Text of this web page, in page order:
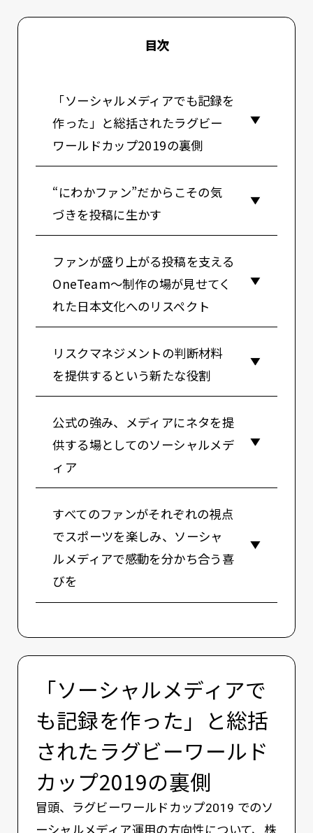
目次
「ソーシャルメディアでも記録を
作った」と総括されたラグビー
ワールドカップ2019の裏側
“にわかファン”だからこその気
づきを投稿に生かす
ファンが盛り上がる投稿を支える
OneTeam〜制作の場が見せてく
れた日本文化へのリスペクト
リスクマネジメントの判断材料
を提供するという新たな役割
公式の強み、メディアにネタを提
供する場としてのソーシャルメデ
ィア
すべてのファンがそれぞれの視点
でスポーツを楽しみ、ソーシャ
ルメディアで感動を分かち合う喜
びを
「ソーシャルメディアで
も記録を作った」と総括
されたラグビーワールド
カップ2019の裏側
冒頭、ラグビーワールドカップ2019 でのソ
ーシャルメディア運用の方向性について、株